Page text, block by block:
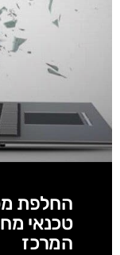
החלפת
טכנאי
המרכז